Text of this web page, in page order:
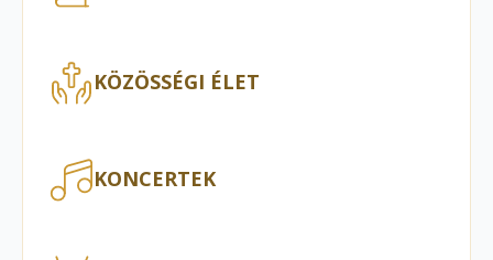
KÖZÖSSÉGI ÉLET
KONCERTEK